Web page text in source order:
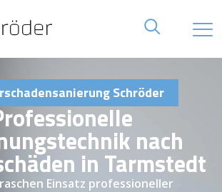
Schröder
nach
in Tarmstedt
Einsatz professioneller